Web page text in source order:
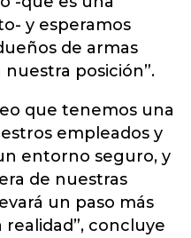
y esperamos
de armas
posición”.
que tenemos una
empleados y
entorno seguro, y
de nuestras
un paso más
concluye